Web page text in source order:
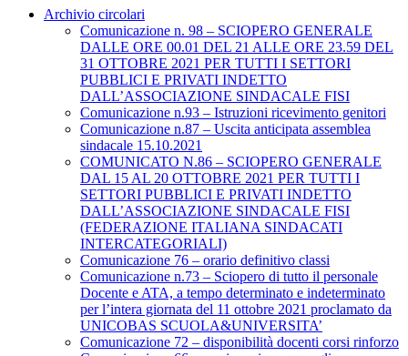
Archivio circolari
Comunicazione n. 98 – SCIOPERO GENERALE
DALLE ORE 00.01 DEL 21 ALLE ORE 23.59 DEL
31 OTTOBRE 2021 PER TUTTI I SETTORI
PUBBLICI E PRIVATI INDETTO
DALL’ASSOCIAZIONE SINDACALE FISI
Comunicazione n.93 – Istruzioni ricevimento genitori
Comunicazione n.87 – Uscita anticipata assemblea
sindacale 15.10.2021
COMUNICATO N.86 – SCIOPERO GENERALE
DAL 15 AL 20 OTTOBRE 2021 PER TUTTI I
SETTORI PUBBLICI E PRIVATI INDETTO
DALL’ASSOCIAZIONE SINDACALE FISI
(FEDERAZIONE ITALIANA SINDACATI
INTERCATEGORIALI)
Comunicazione 76 – orario definitivo classi
Comunicazione n.73 – Sciopero di tutto il personale
Docente e ATA, a tempo determinato e indeterminato
per l’intera giornata del 11 ottobre 2021 proclamato da
UNICOBAS SCUOLA&UNIVERSITA’
Comunicazione 72 – disponibilità docenti corsi rinforzo